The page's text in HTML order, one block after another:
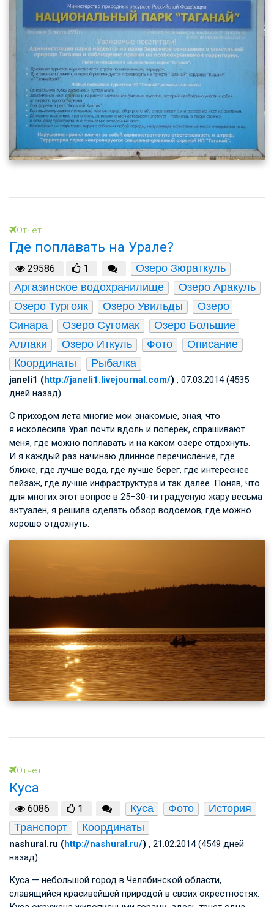
Отчет
Где поплавать на Урале?
29586 1
Озеро Зюраткуль
Аргазинское водохранилище
Озеро Аракуль
Озеро Тургояк
Озеро Увильды
Озеро
Синара
Озеро Сугомак
Озеро Большие
Аллаки
Озеро Иткуль Фото
Описание
Координаты
Рыбалка
janeli1 (http://janeli1.livejournal.com/) , 07.03.2014 (4535
дней назад)
С приходом лета многие мои знакомые, зная, что
я исколесила Урал почти вдоль и поперек, спрашивают
меня, где можно поплавать и на каком озере отдохнуть.
И я каждый раз начинаю длинное перечисление, где
ближе, где лучше вода, где лучше берег, где интереснее
пейзаж, где лучше инфраструктура и так далее. Поняв, что
для многих этот вопрос в 25−30-ти градусную жару весьма
актуален, я решила сделать обзор водоемов, где можно
хорошо отдохнуть.
Отчет
Куса
6086 1 Куса Фото
История
Транспорт
Координаты
nashural.ru (http://nashural.ru/) , 21.02.2014 (4549 дней
назад)
Куса — небольшой город в Челябинской области,
славящийся красивейшей природой в своих окрестностях.